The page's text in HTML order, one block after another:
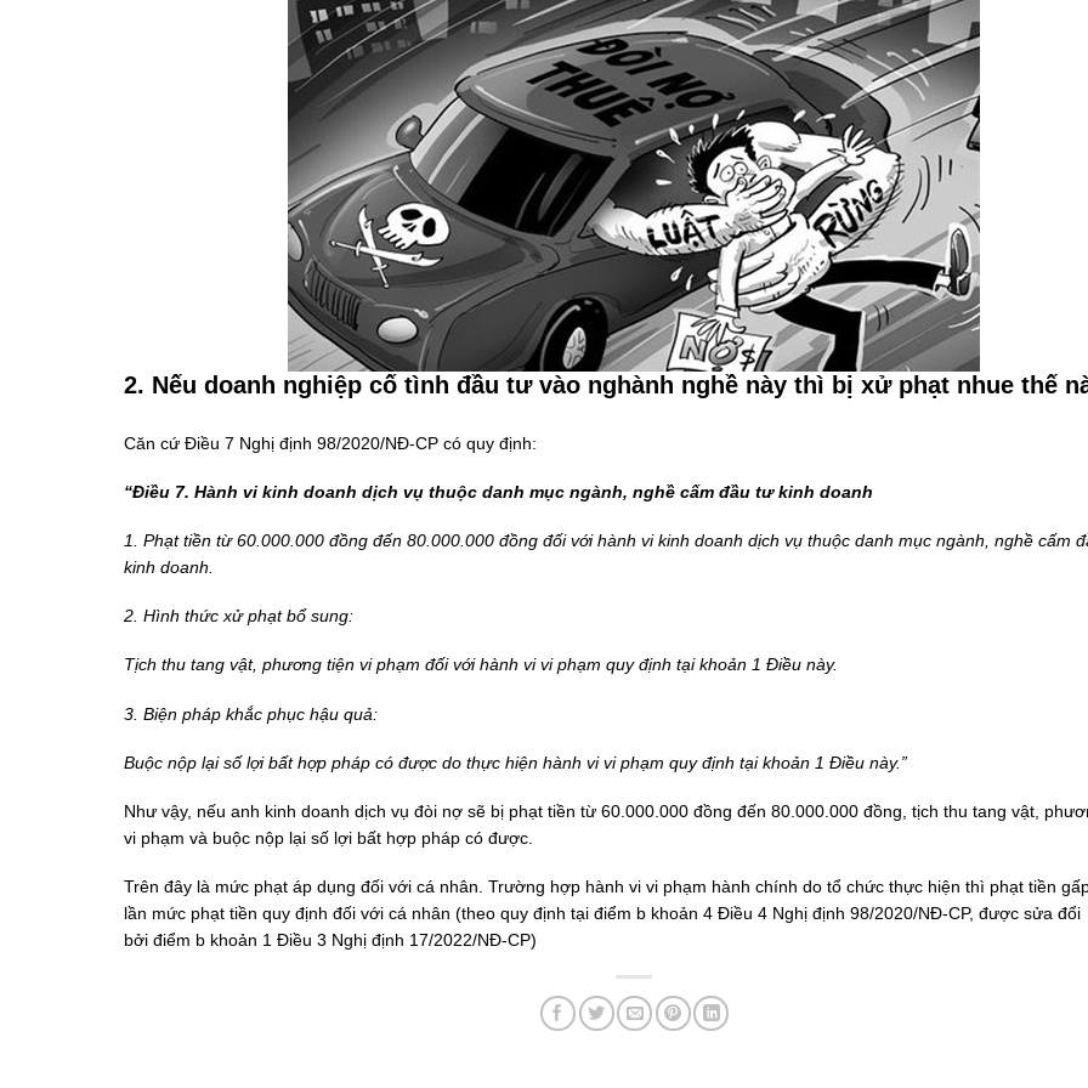
2. Nếu doanh nghiệp cố tình đầu tư vào nghành nghề này thì bị xử phạt nhue thế
Căn cứ Điều 7 Nghị định 98/2020/NĐ-CP có quy định:
“Điều 7. Hành vi kinh doanh dịch vụ thuộc danh mục ngành, nghề cấm đầu tư kinh doanh
1. Phạt tiền từ 60.000.000 đồng đến 80.000.000 đồng đối với hành vi kinh doanh dịch vụ thuộc danh mục ngành, nghề cấm
kinh doanh.
2. Hình thức xử phạt bổ sung:
Tịch thu tang vật, phương tiện vi phạm đối với hành vi vi phạm quy định tại khoản 1 Điều này.
3. Biện pháp khắc phục hậu quả:
Buộc nộp lại số lợi bất hợp pháp có được do thực hiện hành vi vi phạm quy định tại khoản 1 Điều này.”
Như vậy, nếu anh kinh doanh dịch vụ đòi nợ sẽ bị phạt tiền từ 60.000.000 đồng đến 80.000.000 đồng, tịch thu tang vật,
vi phạm và buộc nộp lại số lợi bất hợp pháp có được.
Trên đây là mức phạt áp dụng đối với cá nhân. Trường hợp hành vi vi phạm hành chính do tổ chức thực hiện thì phạt tiền
lần mức phạt tiền quy định đối với cá nhân (theo quy định tại điểm b khoản 4 Điều 4 Nghị định 98/2020/NĐ-CP, được sửa đổi
bởi điểm b khoản 1 Điều 3 Nghị định 17/2022/NĐ-CP)